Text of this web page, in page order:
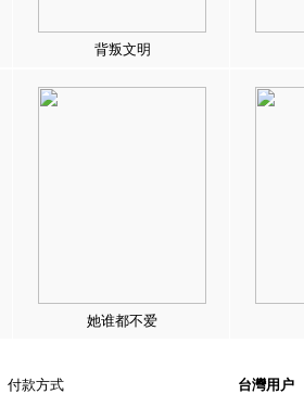
背叛文明
她谁都不爱
付款方式 台灣用户